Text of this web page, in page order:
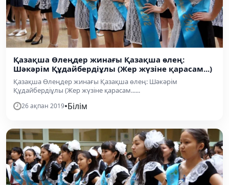
Қазақша Өлеңдер жинағы Қазақша өлең:
Шәкәрім Құдайбердіұлы (Жер жүзіне қарасам...)
Қазақша Өлеңдер жинағы Қазақша өлең: Шәкәрім
Құдайбердіұлы (Жер жүзіне қарасам......
26 ақпан 2019•Білім